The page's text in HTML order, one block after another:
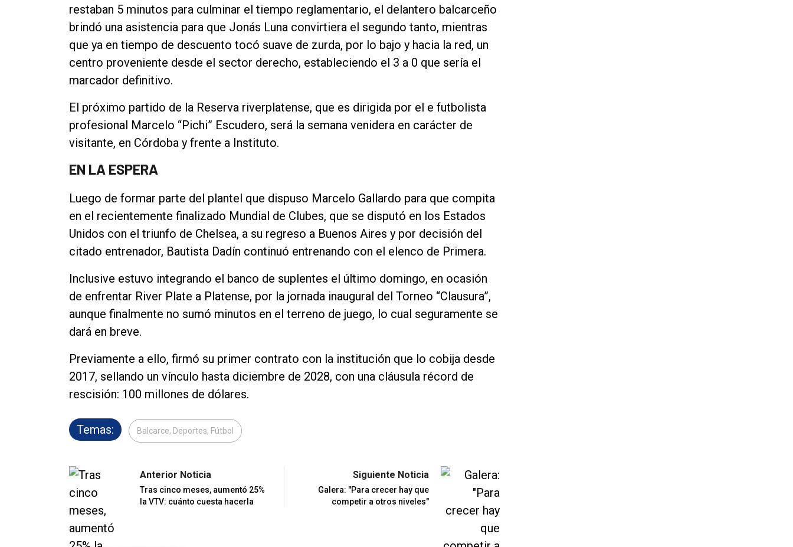
restaban 5 minutos para culminar el tiempo reglamentario, el delantero balcarceño
brindó una asistencia para que Jonás Luna convirtiera el segundo tanto, mientras
que ya en tiempo de descuento tocó suave de zurda, por lo bajo y hacia la red, un
centro proveniente desde el sector derecho, estableciendo el 3 a 0 que sería el
marcador definitivo.
El próximo partido de la Reserva riverplatense, que es dirigida por el e futbolista
profesional Marcelo “Pichi” Escudero, será la semana venidera en carácter de
visitante, en Córdoba y frente a Instituto.
EN LA ESPERA
Luego de formar parte del plantel que dispuso Marcelo Gallardo para que compita
en el recientemente finalizado Mundial de Clubes, que se disputó en los Estados
Unidos con el triunfo de Chelsea, a su regreso a Buenos Aires y por decisión del
citado entrenador, Bautista Dadín continuó entrenando con el elenco de Primera.
Inclusive estuvo integrando el banco de suplentes el último domingo, en ocasión
de enfrentar River Plate a Platense, por la jornada inaugural del Torneo “Clausura”,
aunque finalmente no sumó minutos en el terreno de juego, lo cual seguramente se
dará en breve.
Previamente a ello, firmó su primer contrato con la institución que lo cobija desde
2017, sellando un vínculo hasta diciembre de 2028, con una cláusula récord de
rescisión: 100 millones de dólares.
Temas: Balcarce, Deportes, Fútbol
Anterior Noticia
Tras cinco meses, aumentó 25%
la VTV: cuánto cuesta hacerla
Siguiente Noticia
Galera: "Para crecer hay que
competir a otros niveles"